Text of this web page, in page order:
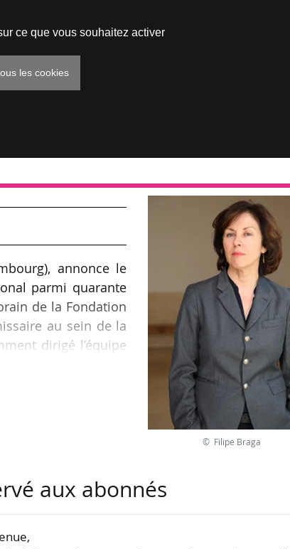
Mudam
annonce le
parmi quarante
de la Fondation
au sein de la
dirigé l’équipe
© Filipe Braga
aux abonnés
ce que vous souhaitez activer
les cookies